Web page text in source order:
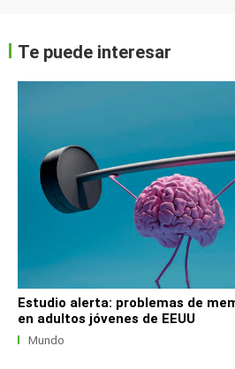
Te puede interesar
Estudio alerta: problemas de
en adultos jóvenes de EEUU
Mundo